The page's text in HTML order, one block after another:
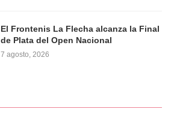
El Frontenis La Flecha alcanza la Final
de Plata del Open Nacional
7 agosto, 2026